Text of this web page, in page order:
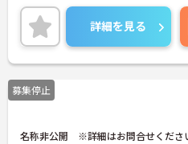
詳細を見る
募集停止
名称非公開 ※詳細はお問合せくださ